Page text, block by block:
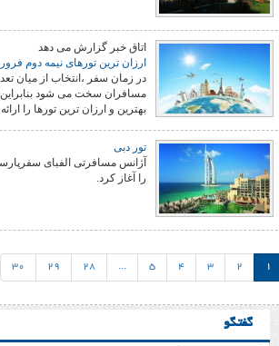
اتاق خبر گزارش می دهد
ارزان ترین تورهای نیمه دوم فروردین
در زمان سفر ،انتخاب از میان تعداد زیاد تورها برای
مسافران سخت می شود بنابراین اتاق خبر هر روز
بهترین و ارزان ترین تورها را ارائه می کند.
تور دبی
آژانس مسافرتی الفبای سفرپارسیان ثبت نام تور دبی
را آغاز کرد.
4
5
...
28